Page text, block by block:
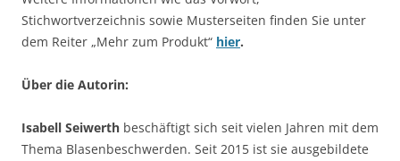
Stichwortverzeichnis sowie Musterseiten finden Sie unter
dem Reiter „Mehr zum Produkt“ hier.
Über die Autorin:
Isabell Seiwerth beschäftigt sich seit vielen Jahren mit dem
Thema Blasenbeschwerden. Seit 2015 ist sie ausgebildete